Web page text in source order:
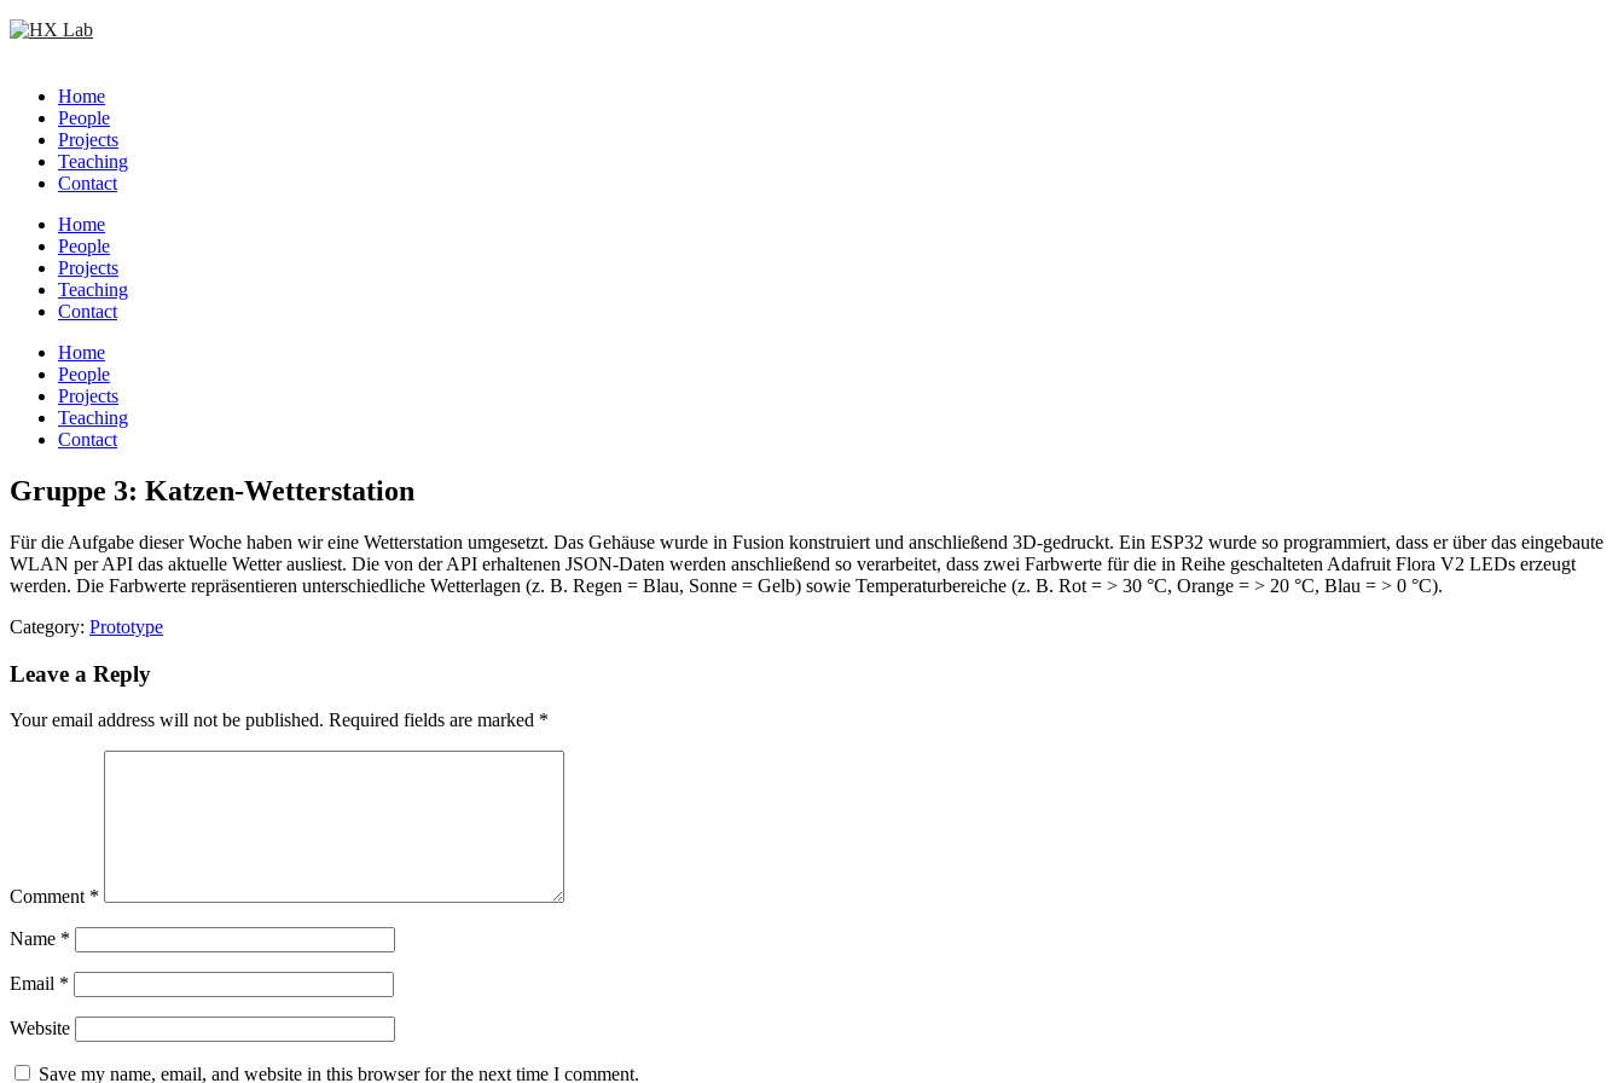
Skip
Home
People
Projects
Teaching
Contact
Home
People
Projects
Teaching
Contact
Circular
focus
Home
People
Projects
Teaching
Contact
Circular
focus
Gruppe 3: Katzen-Wetterstation
Für die Aufgabe dieser Woche haben wir eine Wetterstation umgesetzt. Das Gehäuse wurde in Fusion konstruiert und anschließend 3D-gedruckt. Ein ESP32 wurde so programmiert, dass er über das eingebaute
WLAN per API das aktuelle Wetter ausliest. Die von der API erhaltenen JSON-Daten werden anschließend so verarbeitet, dass zwei Farbwerte für die in Reihe geschalteten Adafruit Flora V2 LEDs erzeugt
werden. Die Farbwerte repräsentieren unterschiedliche Wetterlagen (z. B. Regen = Blau, Sonne = Gelb) sowie Temperaturbereiche (z. B. Rot = > 30 °C, Orange = > 20 °C, Blau = > 0 °C).
Category: Prototype
Leave a Reply
Your email address will not be published. Required fields are marked *
Comment *
Name *
Email *
Website
Save my name, email, and website in this browser for the next time I comment.